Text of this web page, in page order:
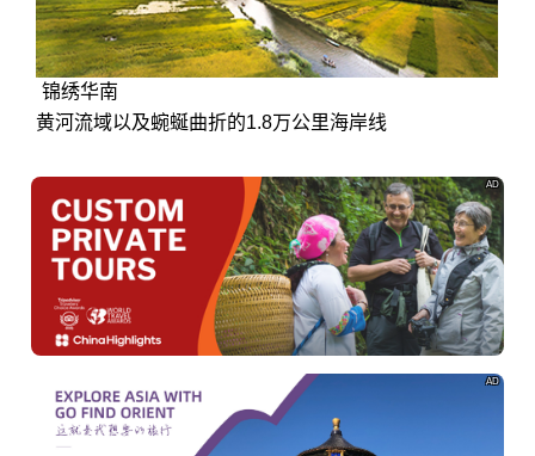
锦绣华南
黄河流域以及蜿蜒曲折的1.8万公里海岸线
AD
AD